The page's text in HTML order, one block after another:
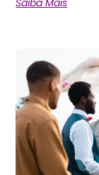
Saiba Mais